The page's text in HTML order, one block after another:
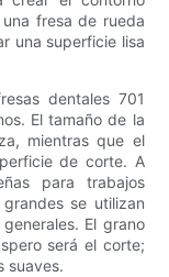
fresa de rueda
una superficie lisa
dentales 701
El tamaño de la
mientras que el
de corte. A
para trabajos
se utilizan
El grano
será el corte;
suaves.